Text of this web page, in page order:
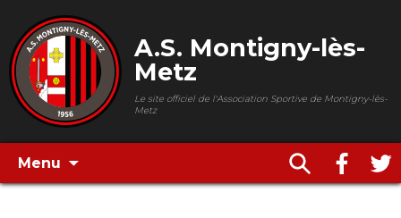
A.S. Montigny-lès-
Metz
Le site officiel de l'Association Sportive de Montigny-lès-
Metz
Menu